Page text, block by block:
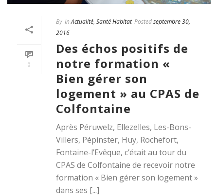
0
By In Actualité, Santé Habitat Postedseptembre 30,
2016
Des échos positifs de
notre formation «
Bien gérer son
logement » au CPAS de
Colfontaine
Après Péruwelz, Ellezelles, Les-Bons-
Villers, Pépinster, Huy, Rochefort,
Fontaine-l’Evêque, c’était au tour du
CPAS de Colfontaine de recevoir notre
formation « Bien gérer son logement »
dans ses [...]